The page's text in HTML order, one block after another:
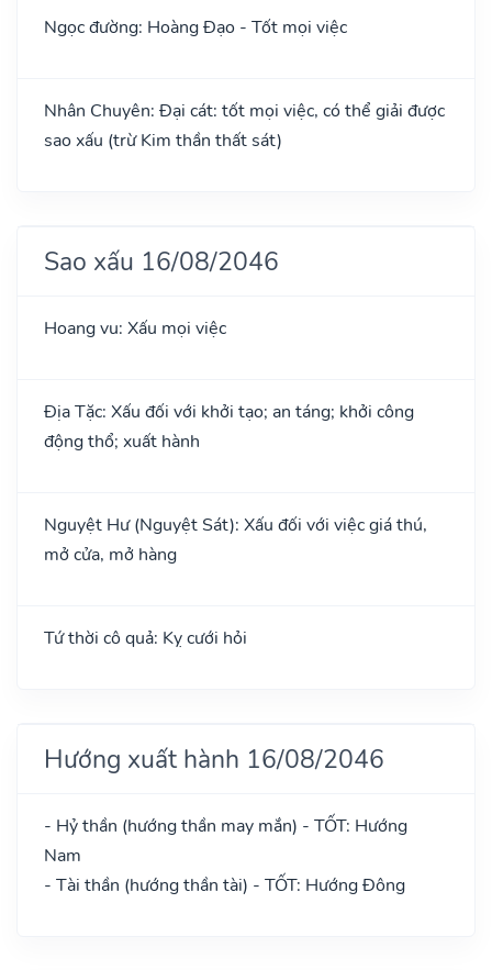
Ngọc đường: Hoàng Đạo - Tốt mọi việc
Nhân Chuyên: Đại cát: tốt mọi việc, có thể giải được
sao xấu (trừ Kim thần thất sát)
Sao xấu 16/08/2046
Hoang vu: Xấu mọi việc
Địa Tặc: Xấu đối với khởi tạo; an táng; khởi công
động thổ; xuất hành
Nguyệt Hư (Nguyệt Sát): Xấu đối với việc giá thú,
mở cửa, mở hàng
Tứ thời cô quả: Kỵ cưới hỏi
Hướng xuất hành 16/08/2046
- Hỷ thần (hướng thần may mắn) - TỐT: Hướng
Nam
- Tài thần (hướng thần tài) - TỐT: Hướng Đông